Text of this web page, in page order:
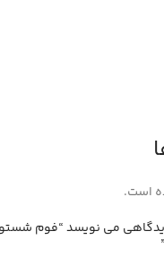
است.
می نویسد “فوم